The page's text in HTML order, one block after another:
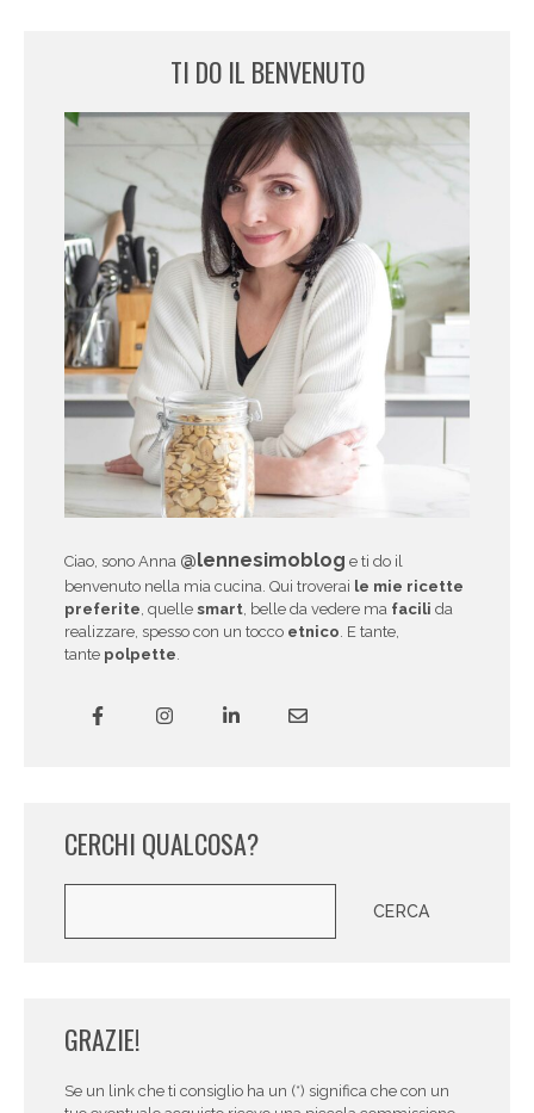
TI DO IL BENVENUTO
Ciao, sono Anna @lennesimoblog e ti do il
benvenuto nella mia cucina. Qui troverai le mie ricette
preferite , quelle smart , belle da vedere ma facili da
realizzare, spesso con un tocco etnico . E tante,
tante polpette
CERCHI QUALCOSA?
CERCA
GRAZIE!
Se un link che ti consiglio ha un (*) significa che con un